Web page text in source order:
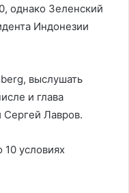
однако Зеленский
Индонезии
выслушать
и глава
Сергей Лавров.
10 условиях